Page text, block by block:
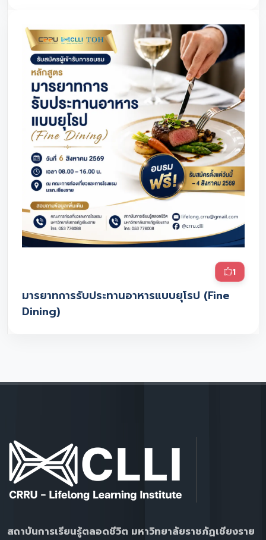
1
มารยาทการรับประทานอาหารแบบยุโรป (Fine
Dining)
สถาบันการเรียนรู้ตลอดชีวิต มหาวิทยาลัยราชภัฏเชียงราย